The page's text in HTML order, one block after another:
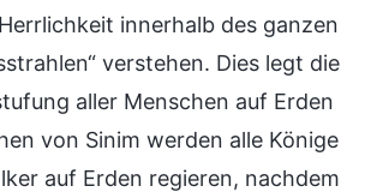
innerhalb des ganzen
verstehen. Dies legt die
aller Menschen auf Erden
von Sinim werden alle Könige
auf Erden regieren, nachdem